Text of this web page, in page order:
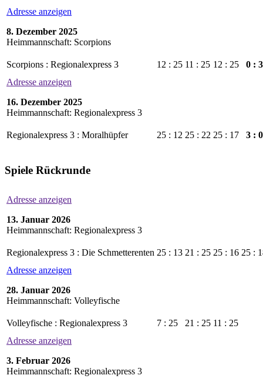
Adresse anzeigen
8. Dezember 2025
Heimmannschaft: Scorpions
Scorpions : Regionalexpress 3 12 : 25 11 : 25 12 : 25
0 : 3
Adresse anzeigen
16. Dezember 2025
Heimmannschaft: Regionalexpress 3
Regionalexpress 3 : Moralhüpfer 25 : 12 25 : 22 25 : 17 3 : 0
Spiele Rückrunde
Adresse anzeigen
13. Januar 2026
Heimmannschaft: Regionalexpress 3
Regionalexpress 3 : Die Schmetterenten 25 : 13 21 : 25 25 : 16 25 :
Adresse anzeigen
28. Januar 2026
Heimmannschaft: Volleyfische
Volleyfische : Regionalexpress 3 7 : 25 21 : 25 11 : 25
Adresse anzeigen
3. Februar 2026
Heimmannschaft: Regionalexpress 3